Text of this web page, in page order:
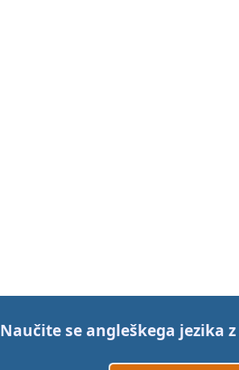
Naučite se angleškega jezika z